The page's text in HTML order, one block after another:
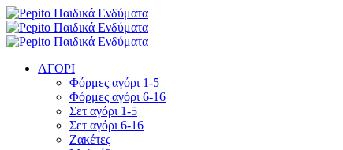
ΑΓΟΡΙ
Φόρμες αγόρι 1-5
Φόρμες αγόρι 6-16
Σετ αγόρι 1-5
Σετ αγόρι 6-16
Ζακέτες